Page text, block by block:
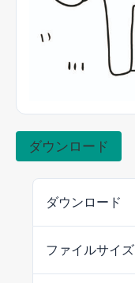
ダウンロード
ダウンロード
ファイルサイズ